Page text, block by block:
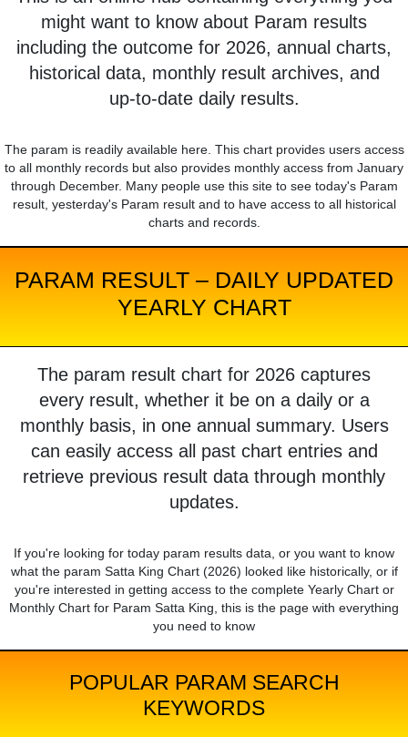
might want to know about Param results
including the outcome for 2026, annual charts,
historical data, monthly result archives, and
up-to-date daily results.
The param is readily available here. This chart provides users access
to all monthly records but also provides monthly access from January
through December. Many people use this site to see today's Param
result, yesterday's Param result and to have access to all historical
charts and records.
PARAM RESULT – DAILY UPDATED
YEARLY CHART
The param result chart for 2026 captures
every result, whether it be on a daily or a
monthly basis, in one annual summary. Users
can easily access all past chart entries and
retrieve previous result data through monthly
updates.
If you're looking for today param results data, or you want to know
what the param Satta King Chart (2026) looked like historically, or if
you're interested in getting access to the complete Yearly Chart or
Monthly Chart for Param Satta King, this is the page with everything
you need to know
POPULAR PARAM SEARCH
KEYWORDS